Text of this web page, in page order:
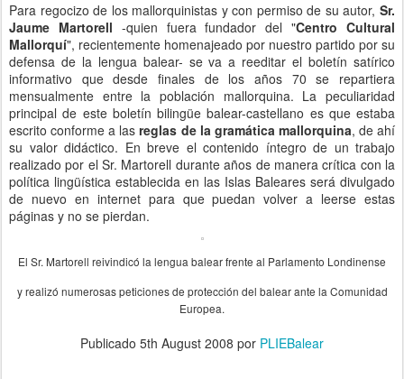
Para regocizo de los mallorquinistas y con permiso de su autor, Sr.
Jaume Martorell -quien fuera fundador del "Centro Cultural
Mallorquí", recientemente homenajeado por nuestro partido por su
defensa de la lengua balear- se va a reeditar el boletín satírico
informativo que desde finales de los años 70 se repartiera
mensualmente entre la población mallorquina. La peculiaridad
principal de este boletín bilingüe balear-castellano es que estaba
escrito conforme a lasreglas de la gramática mallorquina, de ahí
su valor didáctico. En breve el contenido íntegro de un trabajo
realizado por el Sr. Martorell durante años de manera crítica con la
política lingüística establecida en las Islas Baleares será divulgado
de nuevo en internet para que puedan volver a leerse estas
páginas y no se pierdan.
El Sr. Martorell reivindicó la lengua balear frente al Parlamento Londinense
y realizó numerosas peticiones de protección del balear ante la Comunidad
Europea.
Publicado 5th August 2008 por PLIEBalear